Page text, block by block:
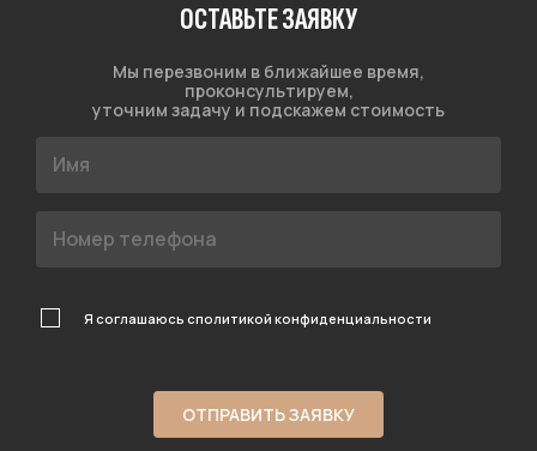
ОСТАВЬТЕ ЗАЯВКУ
Мы перезвоним в ближайшее время,
проконсультируем,
уточним задачу и подскажем стоимость
Я соглашаюсь сполитикой конфиденциальности
ОТПРАВИТЬ ЗАЯВКУ